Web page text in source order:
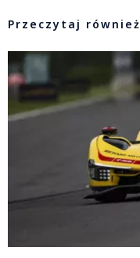
Przeczytaj również